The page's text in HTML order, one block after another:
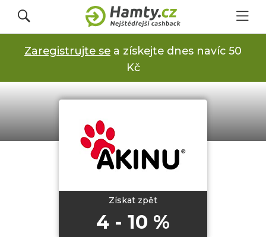
Přihlásit se
Registrovat
Obchody
Jak to funguje
Zaregistrujte se a získejte dnes navíc 50
Kč
Získat zpět
4 - 10 %